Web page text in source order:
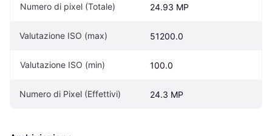
Numero di pixel (Totale) 24.93 MP
Valutazione ISO (max) 51200.0
Valutazione ISO (min) 100.0
Numero di Pixel (Effettivi) 24.3 MP